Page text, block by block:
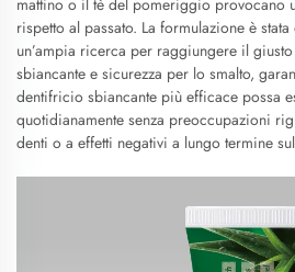
mattino o il tè del pomeriggio provocano
rispetto al passato. La formulazione è
un’ampia ricerca per raggiungere il
sbiancante e sicurezza per lo smalto,
dentifricio sbiancante più efficace possa
quotidianamente senza preoccupazioni
denti o a effetti negativi a lungo termine